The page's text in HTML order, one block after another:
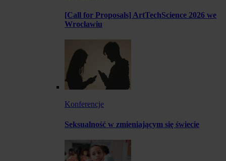
[Call for Proposals] ArtTechScience 2026 we
Wrocławiu
Konferencje
Seksualność w zmieniającym się świecie